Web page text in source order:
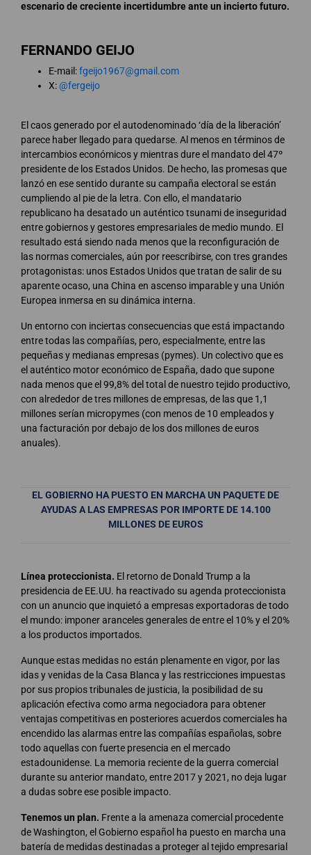
escenario de creciente incertidumbre ante un incierto futuro.
FERNANDO GEIJO
E-mail:fgeijo1967@gmail.com
X:@fergeijo
El caos generado por el autodenominado ‘día de la liberación’
parece haber llegado para quedarse. Al menos en términos de
intercambios económicos y mientras dure el mandato del 47º
presidente de los Estados Unidos. De hecho, las promesas que
lanzó en ese sentido durante su campaña electoral se están
cumpliendo al pie de la letra. Con ello, el mandatario
republicano ha desatado un auténtico tsunami de inseguridad
entre gobiernos y gestores empresariales de medio mundo. El
resultado está siendo nada menos que la reconfiguración de
las normas comerciales, aún por reescribirse, con tres grandes
protagonistas: unos Estados Unidos que tratan de salir de su
aparente ocaso, una China en ascenso imparable y una Unión
Europea inmersa en su dinámica interna.
Un entorno con inciertas consecuencias que está impactando
entre todas las compañías, pero, especialmente, entre las
pequeñas y medianas empresas (pymes). Un colectivo que es
el auténtico motor económico de España, dado que supone
nada menos que el 99,8% del total de nuestro tejido productivo,
con alrededor de tres millones de empresas, de las que 1,1
millones serían micropymes (con menos de 10 empleados y
una facturación por debajo de los dos millones de euros
anuales).
EL GOBIERNO HA PUESTO EN MARCHA UN PAQUETE DE
AYUDAS A LAS EMPRESAS POR IMPORTE DE 14.100
MILLONES DE EUROS
Línea proteccionista. El retorno de Donald Trump a la
presidencia de EE.UU. ha reactivado su agenda proteccionista
con un anuncio que inquietó a empresas exportadoras de todo
el mundo: imponer aranceles generales de entre el 10% y el 20%
a los productos importados.
Aunque estas medidas no están plenamente en vigor, por las
idas y venidas de la Casa Blanca y las restricciones impuestas
por sus propios tribunales de justicia, la posibilidad de su
aplicación efectiva como arma negociadora para obtener
ventajas competitivas en posteriores acuerdos comerciales ha
encendido las alarmas entre las compañías españolas, sobre
todo aquellas con fuerte presencia en el mercado
estadounidense. La memoria reciente de la guerra comercial
durante su anterior mandato, entre 2017 y 2021, no deja lugar
a dudas sobre ese posible impacto.
Tenemos un plan. Frente a la amenaza comercial procedente
de Washington, el Gobierno español ha puesto en marcha una
batería de medidas destinadas a proteger al tejido empresarial